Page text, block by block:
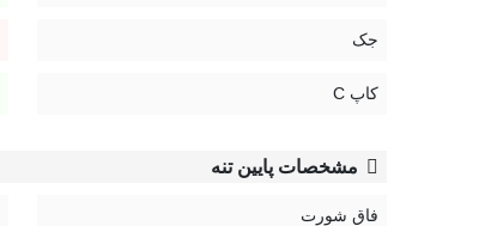
جک
کاپ C
مشخصات پایین تنه
فاق شورت